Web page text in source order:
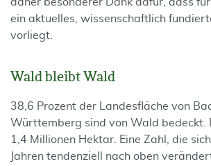
ein aktuelles, wissenschaftlich
vorliegt.
Wald bleibt Wald
38,6 Prozent der Landesfläche von
Württemberg sind von Wald bedeckt.
1,4 Millionen Hektar. Eine Zahl, die
Jahren tendenziell nach oben